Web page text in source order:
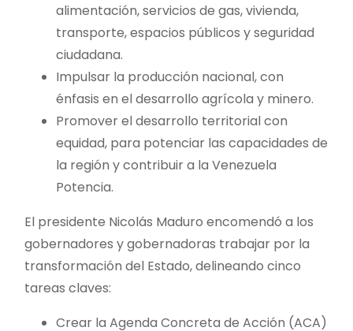
alimentación, servicios de gas, vivienda,
transporte, espacios públicos y seguridad
ciudadana.
Impulsar la producción nacional, con
énfasis en el desarrollo agrícola y minero.
Promover el desarrollo territorial con
equidad, para potenciar las capacidades de
la región y contribuir a la Venezuela
Potencia.
El presidente Nicolás Maduro encomendó a los
gobernadores y gobernadoras trabajar por la
transformación del Estado, delineando cinco
tareas claves:
Crear la Agenda Concreta de Acción (ACA)